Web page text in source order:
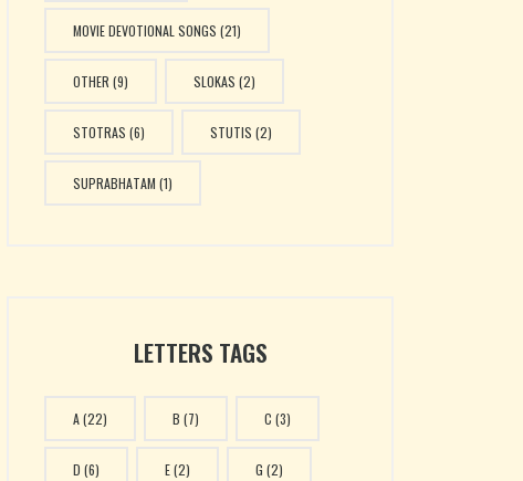
MOVIE DEVOTIONAL SONGS (21)
OTHER (9) SLOKAS (2)
STOTRAS (6) STUTIS (2)
SUPRABHATAM (1)
LETTERS TAGS
A(22) B (7) C (3)
D (6) E(2) G (2)